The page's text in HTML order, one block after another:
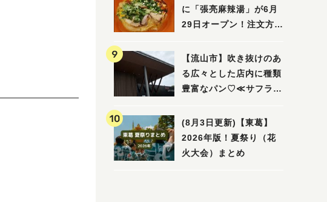
ました！
に「張亮麻辣湯」が6月
29日オープン！注文方法
ビュー
【流山市】吹き抜けのあ
る広々とした店内に種類
豊富なパン♡≪サフラン
(8月3日更新)【東葛】
2026年版！夏祭り（花
火大会）まとめ